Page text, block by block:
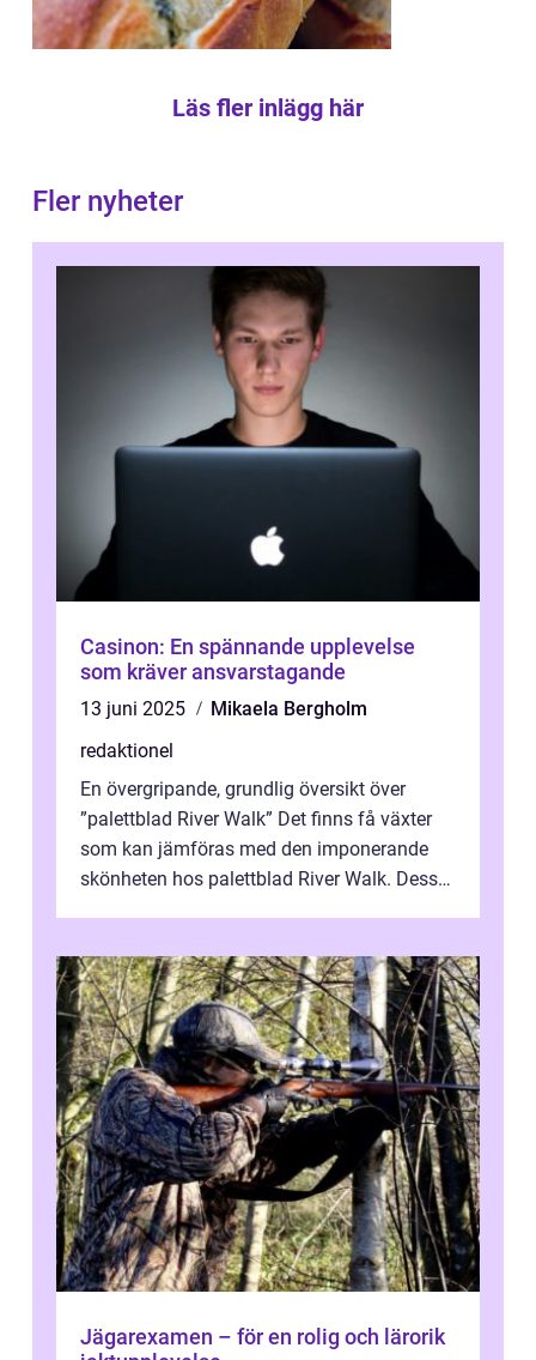
Läs fler inlägg här
Fler nyheter
Casinon: En spännande upplevelse
som kräver ansvarstagande
13 juni 2025
Mikaela Bergholm
redaktionel
En övergripande, grundlig översikt över
”palettblad River Walk” Det finns få växter
som kan jämföras med den imponerande
skönheten hos palettblad River Walk. Dess
Jägarexamen – för en rolig och lärorik